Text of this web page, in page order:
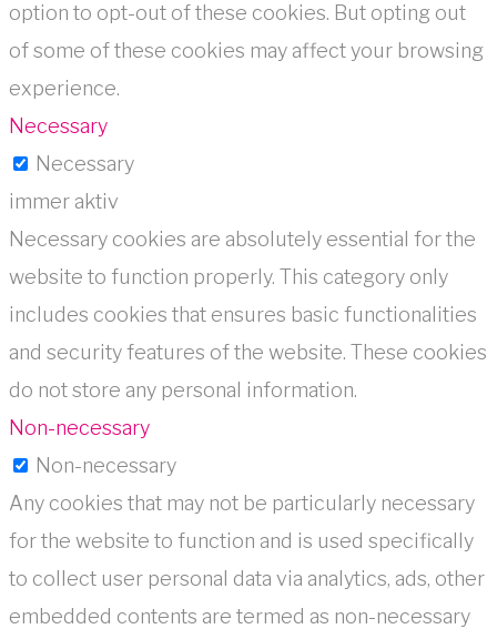
option to opt-out of these cookies. But opting out
of some of these cookies may affect your browsing
experience.
Necessary
Necessary
immer aktiv
Necessary cookies are absolutely essential for the
website to function properly. This category only
includes cookies that ensures basic functionalities
and security features of the website. These cookies
do not store any personal information.
Non-necessary
Non-necessary
Any cookies that may not be particularly necessary
for the website to function and is used specifically
to collect user personal data via analytics, ads, other
embedded contents are termed as non-necessary